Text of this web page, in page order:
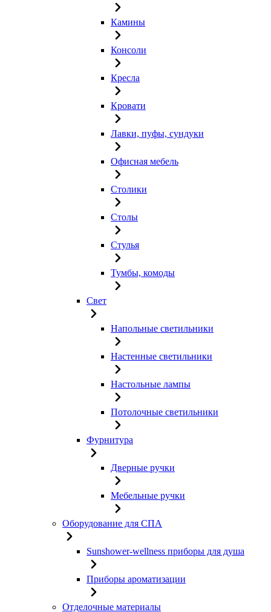
Камины
Консоли
Кресла
Кровати
Лавки, пуфы, сундуки
Офисная мебель
Столики
Столы
Стулья
Тумбы, комоды
Свет
Напольные светильники
Настенные светильники
Настольные лампы
Потолочные светильники
Фурнитура
Дверные ручки
Мебельные ручки
Оборудование для СПА
Sunshower-wellness приборы для душа
Приборы ароматизации
Отделочные материалы